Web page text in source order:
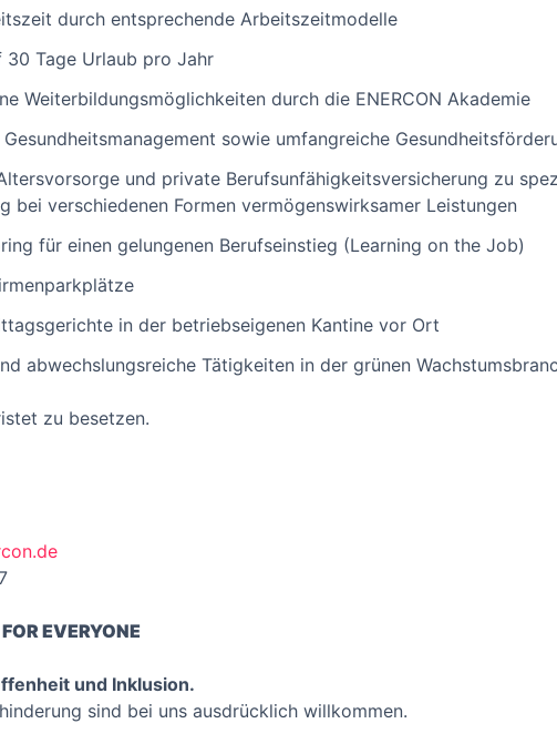
durch entsprechende Arbeitszeitmodelle
30 Tage Urlaub pro Jahr
Weiterbildungsmöglichkeiten durch die ENERCON Akademie
sowie umfangreiche
und private Berufsunfähigkeitsversicherung zu
bei verschiedenen Formen vermögenswirksamer Leistungen
für einen gelungenen Berufseinstieg (Learning on the Job)
in der betriebseigenen Kantine vor Ort
abwechslungsreiche Tätigkeiten in der grünen
zu besetzen.
EVERYONE
und Inklusion.
sind bei uns ausdrücklich willkommen.